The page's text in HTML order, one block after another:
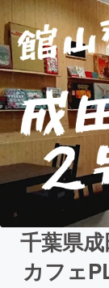
千葉県
カフェ